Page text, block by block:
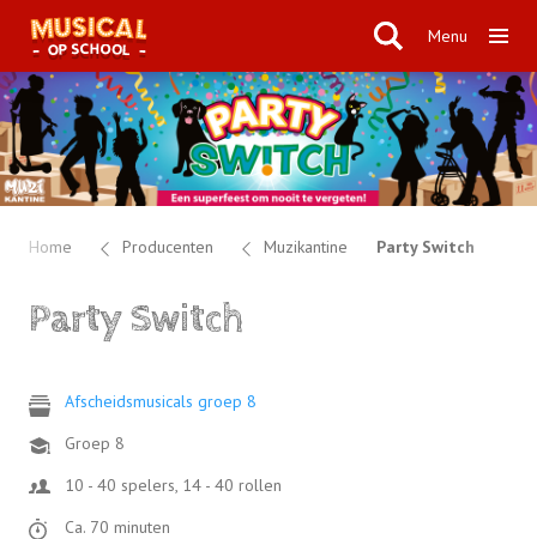
Menu
Home Producenten Muzikantine Party Switch
Party Switch
Afscheidsmusicals groep 8
Groep 8
10 - 40 spelers, 14 - 40 rollen
Ca. 70 minuten